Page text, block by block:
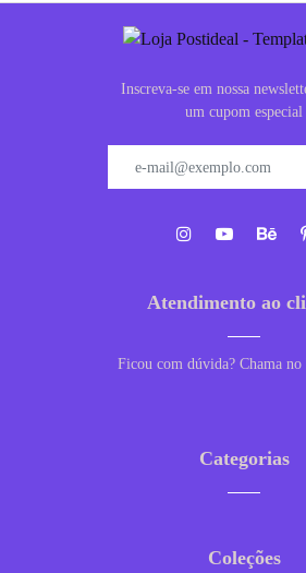
Inscreva-se em nossa
um cupom especial
Atendimento ao
Ficou com dúvida? Chama no
Categorias
Coleções